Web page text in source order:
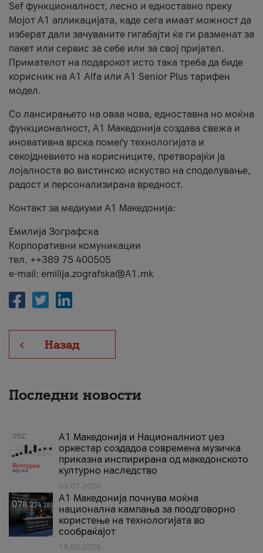
Sef функционалност, лесно и едноставно преку
Мојот А1 апликацијата, каде сега имаат можност да
изберат дали зачуваните гигабајти ќе ги разменат за
пакет или сервис за себе или за свој пријател.
Примателот на подарокот исто така треба да биде
корисник на А1 Alfa или A1 Senior Plus тарифен
модел.
Со лансирањето на оваа нова, едноставна но моќна
функционалност, А1 Македонија создава свежа и
иновативна врска помеѓу технологијата и
секојдневието на корисниците, претворајќи ја
лојалноста во вистинско искуство на споделување,
радост и персонализирана вредност.
Контакт за медиуми А1 Македонија:
Емилија Зографска
Корпоративни комуникации
тел. ++389 75 400505
e-mail: emilija.zografska@A1.mk
Назад
Последни новости
А1 Македонија и Националниот џез
оркестар создадоа современа музичка
приказна инспирирана од македонското
културно наследство
03.07.2026
A1 Македонија почнува моќна
национална кампања за поодговорно
користење на технологијата во
сообраќајот
18.05.2026